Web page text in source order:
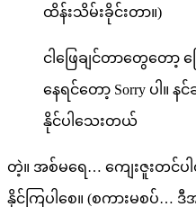
ထိန်းသိမ်းခိုင်းတာ။)
ငါဖြေချင်တာတွေတော့
နေရင်တော့ Sorry ပါ။
နိုင်ပါသေးတယ်
တဲ့။ အစ်မရေ… ကျေးဇူးတင်ပ
နိုင်ကြပါစေ။ (စကားမစပ်…